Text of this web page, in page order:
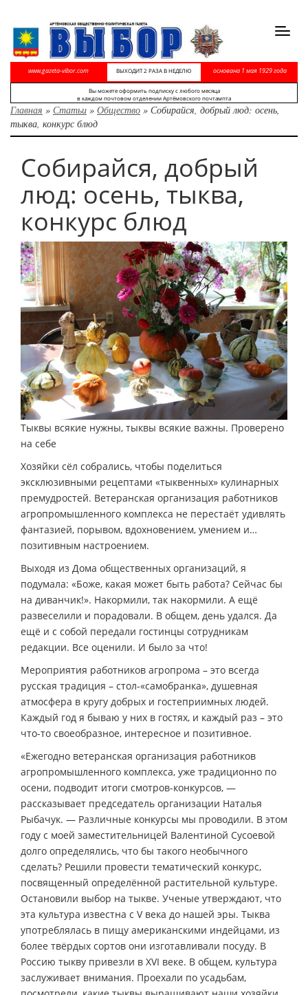
www.gazeta-vibor.com ВЫХОДИТ 2 РАЗА В НЕДЕЛЮ основана 1 мая 1929 года
Вы можете оформить подписку с любого месяца
в каждом почтовом отделении Артёмовского почтампта
Главная » Статьи » Общество » Собирайся, добрый люд: осень,
тыква, конкурс блюд
Собирайся, добрый
люд: осень, тыква,
конкурс блюд
Тыквы всякие нужны, тыквы всякие важны. Проверено
на себе
Хозяйки сёл собрались, чтобы поделиться
эксклюзивными рецептами «тыквенных» кулинарных
премудростей. Ветеранская организация работников
агропромышленного комплекса не перестаёт удивлять
фантазией, порывом, вдохновением, умением и…
позитивным настроением.
Выходя из Дома общественных организаций, я
подумала: «Боже, какая может быть работа? Сейчас бы
на диванчик!». Накормили, так накормили. А ещё
развеселили и порадовали. В общем, день удался. Да
ещё и с собой передали гостинцы сотрудникам
редакции. Все оценили. И было за что!
Мероприятия работников агропрома – это всегда
русская традиция – стол-«самобранка», душевная
атмосфера в кругу добрых и гостеприимных людей.
Каждый год я бываю у них в гостях, и каждый раз – это
что-то своеобразное, интересное и позитивное.
«Ежегодно ветеранская организация работников
агропромышленного комплекса, уже традиционно по
осени, подводит итоги смотров-конкурсов, —
рассказывает председатель организации Наталья
Рыбачук. — Различные конкурсы мы проводили. В этом
году с моей заместительницей Валентиной Сусоевой
долго определялись, что бы такого необычного
сделать? Решили провести тематический конкурс,
посвященный определённой растительной культуре.
Остановили выбор на тыкве. Ученые утверждают, что
эта культура известна с V века до нашей эры. Тыква
употреблялась в пищу американскими индейцами, из
более твёрдых сортов они изготавливали посуду. В
Россию тыкву привезли в XVI веке. В общем, культура
заслуживает внимания. Проехали по усадьбам,